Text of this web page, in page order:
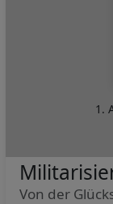
1.
Von der